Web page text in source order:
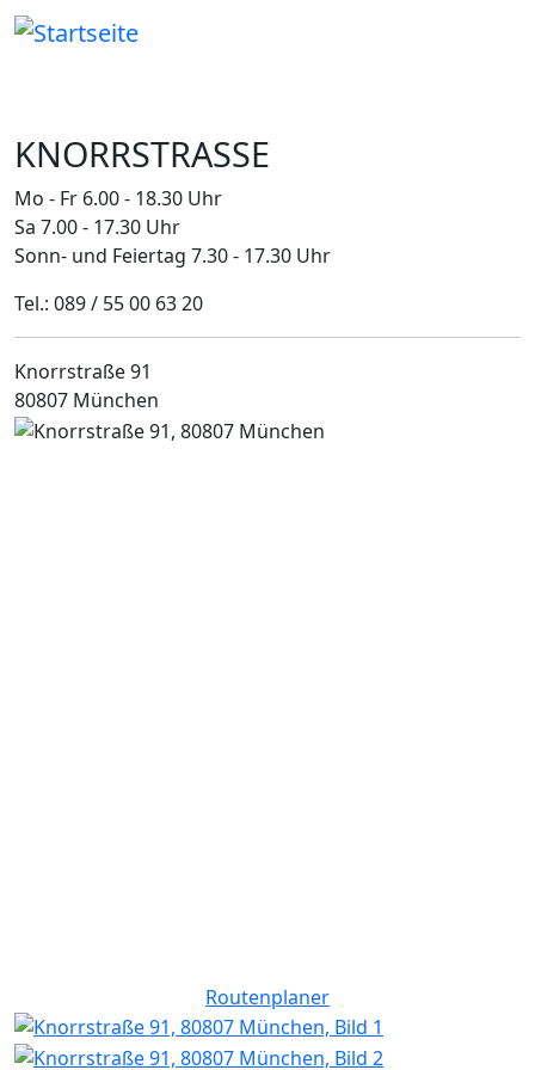
Direkt zum Inhalt
KNORRSTRASSE
Mo - Fr 6.00 - 18.30 Uhr
Sa 7.00 - 17.30 Uhr
Sonn- und Feiertag 7.30 - 17.30 Uhr
Tel.: 089 / 55 00 63 20
Knorrstraße 91
80807 München
Routenplaner